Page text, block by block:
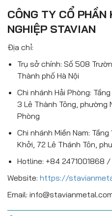
CÔNG TY CỔ PHẦN
NGHIỆP STAVIAN
Địa chỉ:
Trụ sở chính: Số 508
Thành phố Hà Nội
Chi nhánh Hải Phòng:
3 Lê Thành Tông, phường
Phòng
Chi nhánh Miền Nam:
Khởi, 72 Lê Thánh Tôn,
Hotline: +84 2471001868
Website: https://
Email: